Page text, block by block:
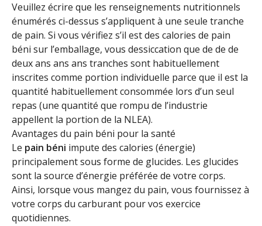
Veuillez écrire que les renseignements nutritionnels
énumérés ci-dessus s’appliquent à une seule tranche
de pain. Si vous vérifiez s’il est des calories de pain
béni sur l’emballage, vous dessiccation que de de de
deux ans ans ans tranches sont habituellement
inscrites comme portion individuelle parce que il est la
quantité habituellement consommée lors d’un seul
repas (une quantité que rompu de l’industrie
appellent la portion de la NLEA).
Avantages du pain béni pour la santé
Le pain béni impute des calories (énergie)
principalement sous forme de glucides. Les glucides
sont la source d’énergie préférée de votre corps.
Ainsi, lorsque vous mangez du pain, vous fournissez à
votre corps du carburant pour vos exercice
quotidiennes.